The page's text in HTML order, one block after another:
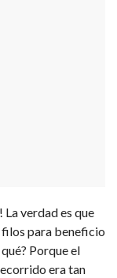
verdad es que
filos para beneficio
Porque el
era tan